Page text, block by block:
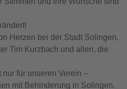
Herzen bei der Stadt Solingen,
Tim Kurzbach und allen, die
nur für unseren Verein –
mit Behinderung in Solingen.